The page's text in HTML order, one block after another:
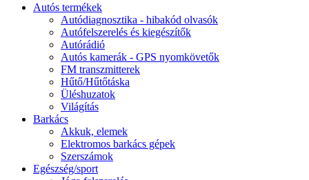
Autós termékek
Autódiagnosztika - hibakód olvasók
Autófelszerelés és kiegészítők
Autórádió
Autós kamerák - GPS nyomkövetők
FM transzmitterek
Hűtő/Hűtőtáska
Üléshuzatok
Világítás
Barkács
Akkuk, elemek
Elektromos barkács gépek
Szerszámok
Egészség/sport